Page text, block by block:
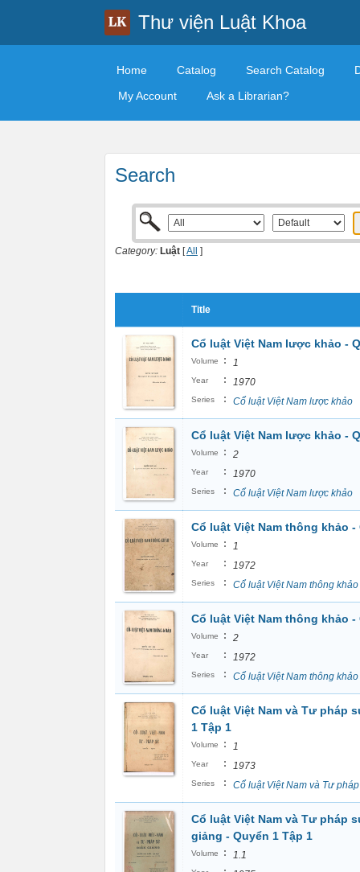
Thư viện Luật Khoa
Home Catalog Search Catalog
My Account
Ask a Librarian?
Search
Category: Luật [All ]
Title
Cổ luật Việt Nam lược khảo -
Volume : 1
Year : 1970
Series : Cổ luật Việt Nam lược khảo
Cổ luật Việt Nam lược khảo -
Volume : 2
Year : 1970
Series : Cổ luật Việt Nam lược khảo
Cổ luật Việt Nam thông khảo -
Volume : 1
Year : 1972
Series : Cổ luật Việt Nam thông khảo
Cổ luật Việt Nam thông khảo -
Volume : 2
Year : 1972
Series : Cổ luật Việt Nam thông khảo
Cổ luật Việt Nam và Tư pháp
1 Tập 1
Volume : 1
Year : 1973
Series : Cổ luật Việt Nam và Tư
Cổ luật Việt Nam và Tư pháp
giảng - Quyển 1 Tập 1
Volume : 1.1